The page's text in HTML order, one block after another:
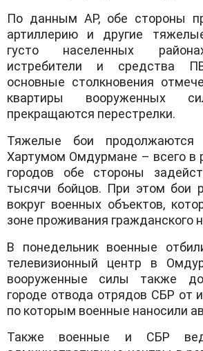
По данным AP, обе стороны
артиллерию и другие
густо населенных
истребители и средства
основные столкновения
квартиры вооруженных
прекращаются перестрелки.
Тяжелые бои
Хартумом Омдурмане – всего в
городов обе стороны
тысячи бойцов. При этом бои
вокруг военных объектов,
зоне проживания гражданского
В понедельник военные
телевизионный центр в
вооруженные силы также
городе отвода отрядов СБР от
по которым военные наносили
Также военные и СБР